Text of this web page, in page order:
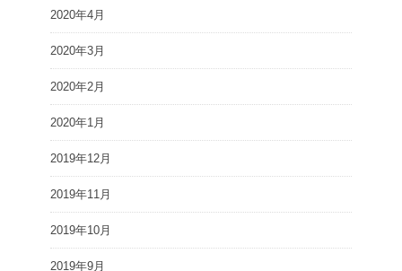
2020年4月
2020年3月
2020年2月
2020年1月
2019年12月
2019年11月
2019年10月
2019年9月